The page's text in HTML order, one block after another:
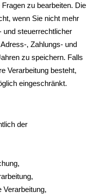
zu bearbeiten. Die
wenn Sie nicht mehr
und steuerrechtlicher
, Zahlungs- und
zu speichern. Falls
Verarbeitung besteht,
eingeschränkt.
der
Verarbeitung,